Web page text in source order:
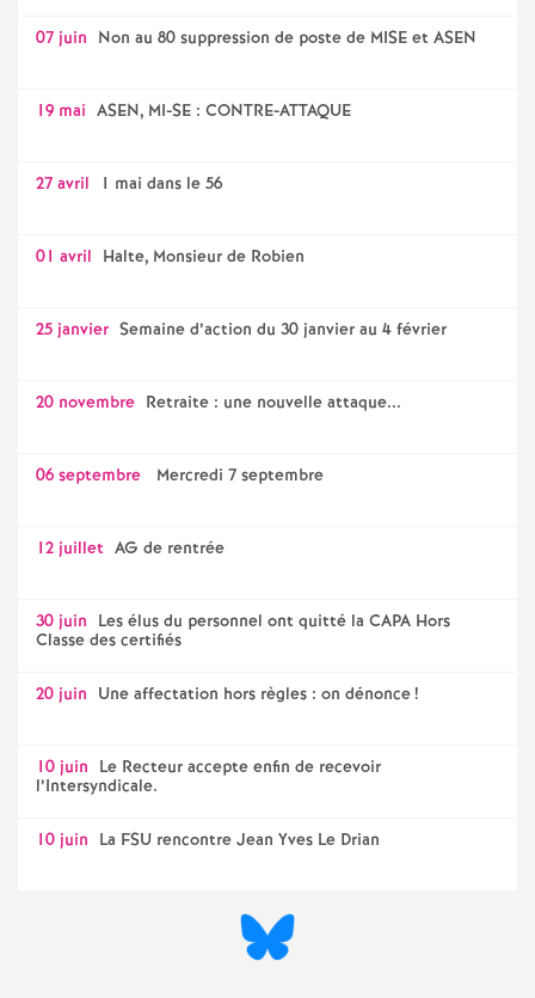
07 juin Non au 80 suppression de poste de MISE et ASEN
19 mai ASEN, MI-SE : CONTRE-ATTAQUE
27 avril 1 mai dans le 56
01 avril Halte, Monsieur de Robien
25 janvier Semaine d’action du 30 janvier au 4 février
20 novembre Retraite : une nouvelle attaque...
06 septembre Mercredi 7 septembre
12 juillet AG de rentrée
30 juin Les élus du personnel ont quitté la CAPA Hors
Classe des certifiés
20 juin Une affectation hors règles : on dénonce!
10 juin Le Recteur accepte enfin de recevoir
l’Intersyndicale.
10 juin La FSU rencontre Jean Yves Le Drian